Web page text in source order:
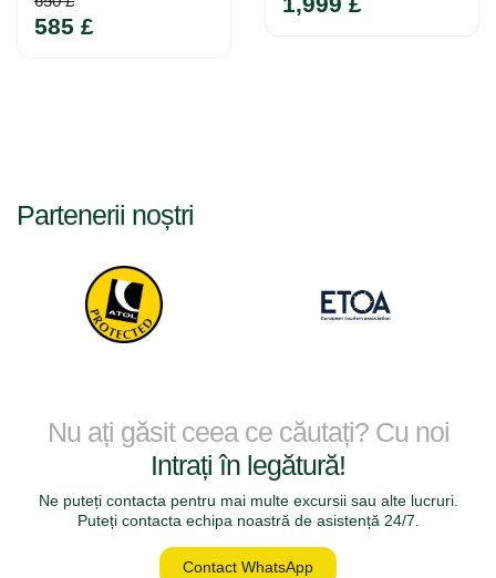
585 £
Partenerii noștri
Nu ați găsit ceea ce căutați? Cu noi
Intrați în legătură!
Ne puteți contacta pentru mai multe excursii sau alte lucruri.
Puteți contacta echipa noastră de asistență 24/7.
Contact WhatsApp